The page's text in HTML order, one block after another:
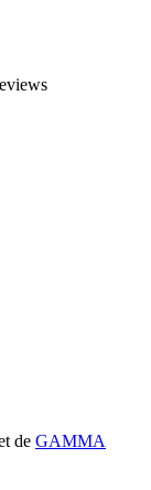
de GAMMA